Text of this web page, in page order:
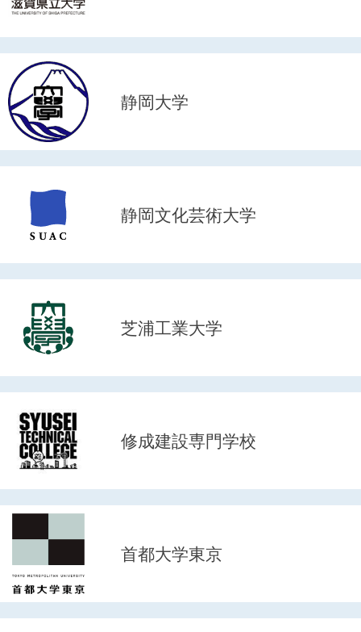
静岡大学
静岡文化芸術大学
芝浦工業大学
修成建設専門学校
首都大学東京